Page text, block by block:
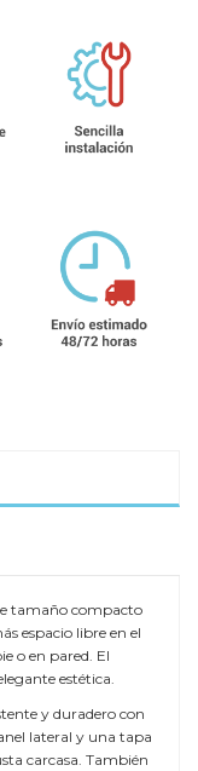
tamaño compacto
espacio libre en el
o en pared. El
estética.
y duradero con
lateral y una tapa
carcasa. También